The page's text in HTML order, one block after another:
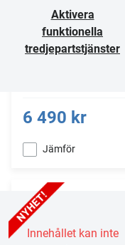
Aktivera
funktionella
tredjepartstjänster
6 490 kr
Jämför
Innehållet kan inte